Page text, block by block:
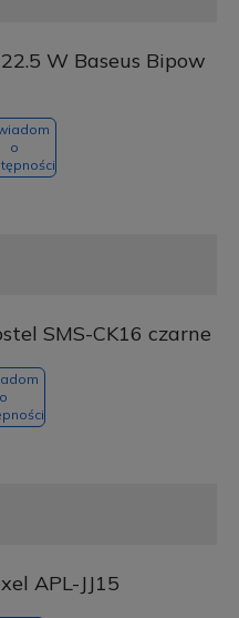
W Baseus Bipow
o
SMS-CK16 czarne
o
APL-JJ15